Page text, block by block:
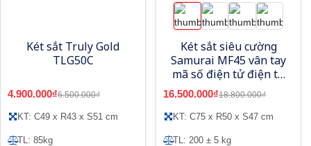
Két sắt Truly Gold
TLG50C
4.900.000₫6.500.000₫
KT: C49 x R43 x S51 cm
TL: 85kg
Két sắt siêu cường
Samurai MF45 vân tay
mã số điện tử điện tử
- Nghinh phúc
16.500.000₫18.800.000₫
KT: C75 x R50 x S47 cm
TL: 200 ± 5 kg